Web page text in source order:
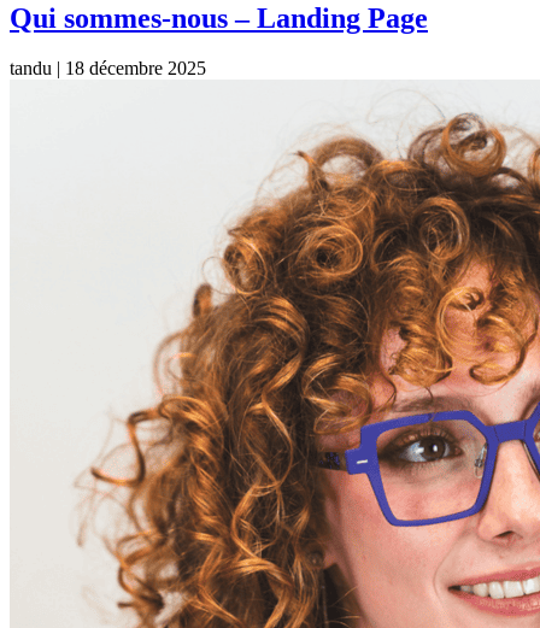
Qui sommes-nous – Landing Page
tandu | 18 décembre 2025